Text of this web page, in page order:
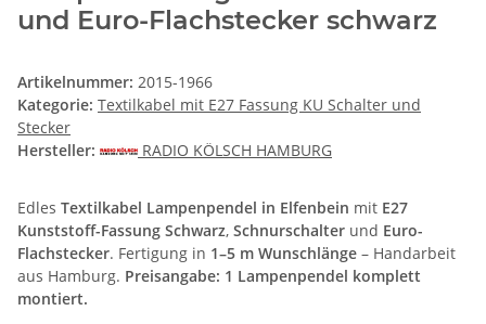
und Euro-Flachstecker schwarz
Artikelnummer: 2015-1966
Kategorie: Textilkabel mit E27 Fassung KU Schalter und
Stecker
Hersteller:
RADIO KÖLSCH HAMBURG
Edles Textilkabel Lampenpendel in Elfenbein mit E27
Kunststoff-Fassung Schwarz, Schnurschalter und Euro-
Flachstecker. Fertigung in 1–5 m Wunschlänge – Handarbeit
aus Hamburg. Preisangabe: 1 Lampenpendel komplett
montiert.